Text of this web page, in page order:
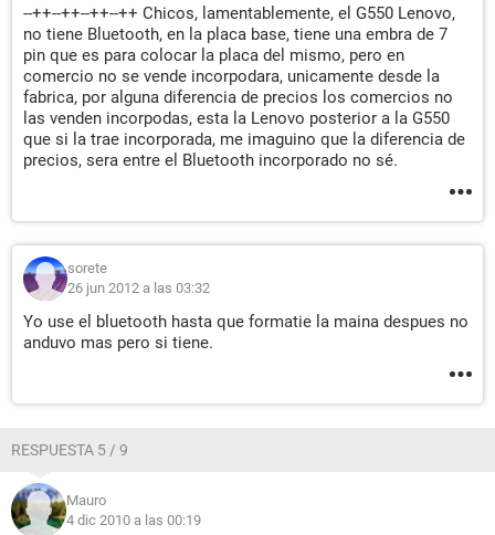
--++--++--++--++ Chicos, lamentablemente, el G550 Lenovo,
no tiene Bluetooth, en la placa base, tiene una embra de 7
pin que es para colocar la placa del mismo, pero en
comercio no se vende incorpodara, unicamente desde la
fabrica, por alguna diferencia de precios los comercios no
las venden incorpodas, esta la Lenovo posterior a la G550
que si la trae incorporada, me imaguino que la diferencia de
precios, sera entre el Bluetooth incorporado no sé.
sorete
26 jun 2012 a las 03:32
Yo use el bluetooth hasta que formatie la maina despues no
anduvo mas pero si tiene.
RESPUESTA 5 / 9
Mauro
4 dic 2010 a las 00:19